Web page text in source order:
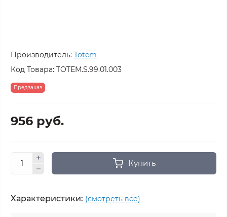
Производитель: Totem
Код Товара: TOTEM.S.99.01.003
Предзаказ
956 руб.
Купить
Характеристики: (смотреть все)